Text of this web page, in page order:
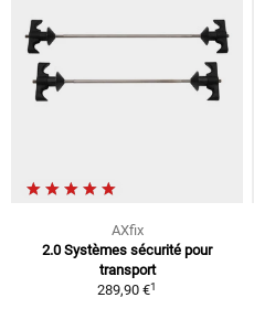
AXfix
2.0 Systèmes sécurité pour
transport
289,90 €1